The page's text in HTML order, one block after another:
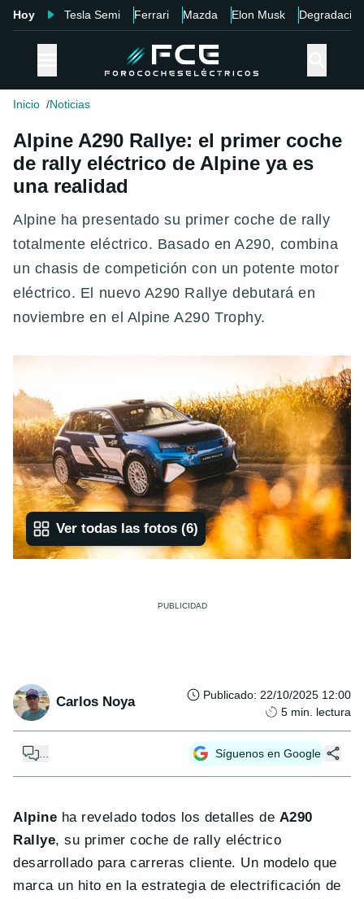
Hoy Tesla Semi Ferrari Mazda Elon Musk Degradación
Inicio Noticias
Alpine A290 Rallye: el primer coche
de rally eléctrico de Alpine ya es
una realidad
Alpine ha presentado su primer coche de rally
totalmente eléctrico. Basado en A290, combina
un chasis de competición con un potente motor
eléctrico. El nuevo A290 Rallye debutará en
noviembre en el Alpine A290 Trophy.
Ver todas las fotos (6)
Carlos Noya Publicado: 22/10/2025 12:00
5 min. lectura
Síguenos en Google
Alpine ha revelado todos los detalles de A290
Rallye, su primer coche de rally eléctrico
desarrollado para carreras cliente. Un modelo que
marca un hito en la estrategia de electrificación de